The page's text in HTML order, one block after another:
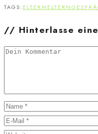
TAGS: ELTERN
// Hinterlasse